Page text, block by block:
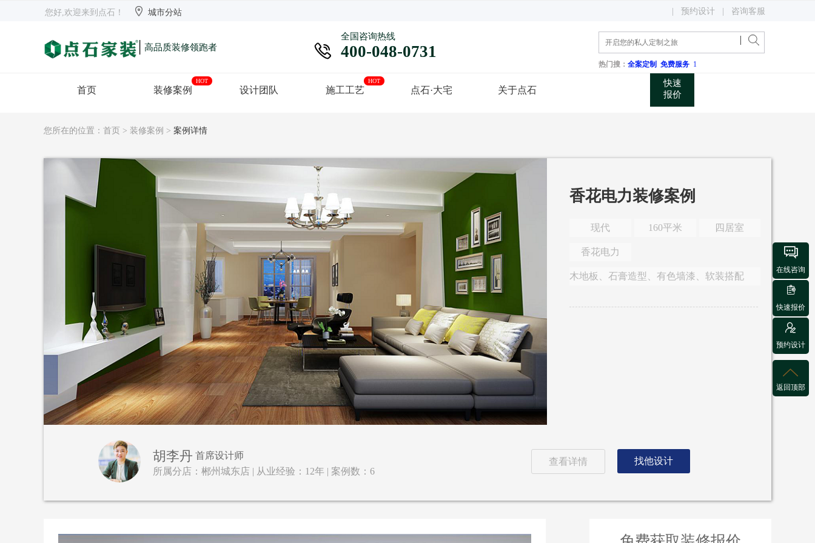
欢迎来到点石  长沙 【切换】 咨询电话 400 048 0731
您好,欢迎来到点石！  城市分站 预约设计 咨询客服
| 高品质装修领跑者 
全国咨询热线
400-048-0731
热门搜： 全案定制 免费服务 1
首页 装修案例
HOT
设计团队 施工工艺
HOT
点石·大宅 关于点石
快速
报价

在线咨询

快速报价

预约设计

返回顶部
您所在的位置： 首页 > 装修案例 > 案例详情
香花电力装修案例
现代 160平米 四居室
香花电力
木地板、石膏造型、有色墙漆、软装搭配
胡李丹 首席设计师
所属分店：郴州城东店 | 从业经验：12年 | 案例数：6
查看详情 找他设计